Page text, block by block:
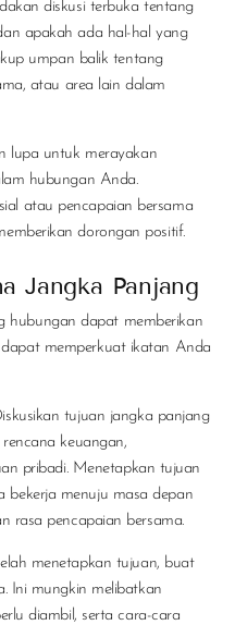
diskusi terbuka tentang
apakah ada hal-hal yang
umpan balik tentang
atau area lain dalam
lupa untuk merayakan
hubungan Anda.
atau pencapaian bersama
dorongan positif.
Jangka Panjang
hubungan dapat memberikan
memperkuat ikatan Anda
tujuan jangka panjang
keuangan,
pribadi. Menetapkan tujuan
bekerja menuju masa depan
rasa pencapaian bersama.
menetapkan tujuan, buat
Ini mungkin melibatkan
diambil, serta cara-cara